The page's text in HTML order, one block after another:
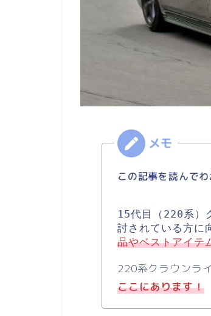
この記事を読んで
15代目（220系）
討されている方に
品やベストアイテ
220系クラウンラ
ここにあります！